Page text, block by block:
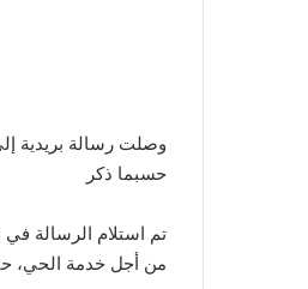
حسبما ذكر
تم استلام الرسالة
من أجل خدمة الحي،